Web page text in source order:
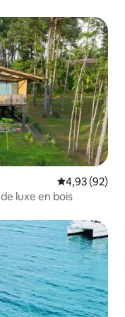
Évaluation
4,93 (92)
luxe en bois